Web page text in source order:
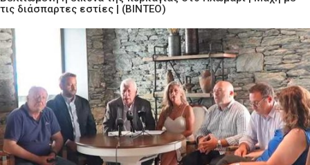
τις διάσπαρτες εστίες | (ΒΙΝΤΕΟ)